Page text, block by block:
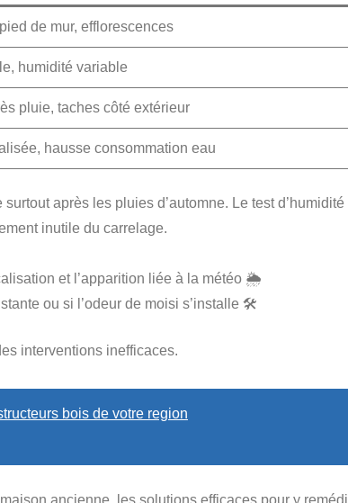
de mur, efflorescences
humidité variable
pluie, taches côté extérieur
hausse consommation eau
après les pluies d’automne. Le test
inutile du carrelage.
et l’apparition liée à la météo 🌦️
ou si l’odeur de moisi s’installe 🛠️
interventions inefficaces.
bois de votre region